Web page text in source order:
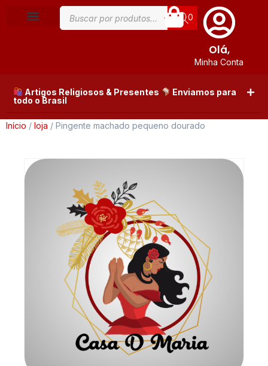
Olá,
Minha Conta
0
Artigos Religiosos & Presentes
Enviamos para
todo o Brasil
Início / loja / Pingente machado pequeno dourado